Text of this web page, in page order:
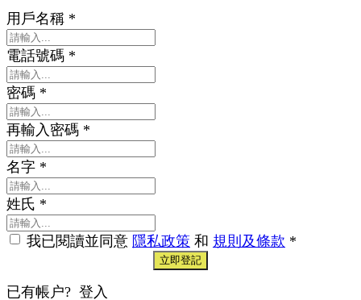
用戶名稱 *
電話號碼 *
密碼 *
再輸入密碼 *
名字 *
姓氏 *
我已閱讀並同意 隱私政策 和 規則及條款 *
立即登記
已有帳户? 登入